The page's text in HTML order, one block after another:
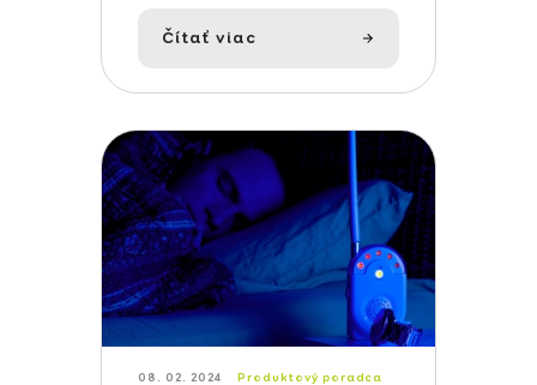
Čítať viac
08. 02. 2024 Produktový poradca